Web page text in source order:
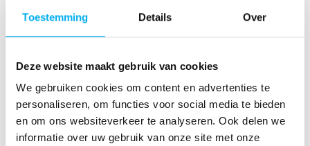
Toestemming Details Over
Deze website maakt gebruik van cookies
We gebruiken cookies om content en advertenties te
personaliseren, om functies voor social media te bieden
en om ons websiteverkeer te analyseren. Ook delen we
informatie over uw gebruik van onze site met onze
Aankoop nieuwe wimpelvlaggen
- KLJ Hamme
Sint-Anna.
Centrum.
Aankoop vlaggen en stokken- KLJ Beveren.
Onze sportmonitoren komen je bovendien graag
uitleggen hoe je de vendels en wimpels precies